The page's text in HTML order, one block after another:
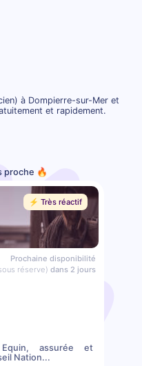
à Dompierre-sur-Mer et
et rapidement.
proche 🔥
⚡️ Très réactif
Prochaine disponibilité
réserve) dans 2 jours
Equin, assurée et
Nation...